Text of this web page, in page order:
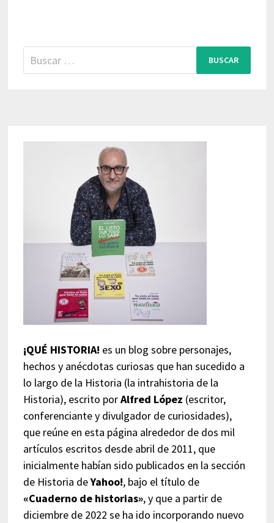
Buscar:
¡QUÉ HISTORIA! es un blog sobre personajes,
hechos y anécdotas curiosas que han sucedido a
lo largo de la Historia (la intrahistoria de la
Historia), escrito porAlfred López (escritor,
conferenciante y divulgador de curiosidades),
que reúne en esta página alrededor de dos mil
artículos escritos desde abril de 2011, que
inicialmente habían sido publicados en la sección
de Historia deYahoo!, bajo el título de
«Cuaderno de historias», y que a partir de
diciembre de 2022 se ha ido incorporando nuevo